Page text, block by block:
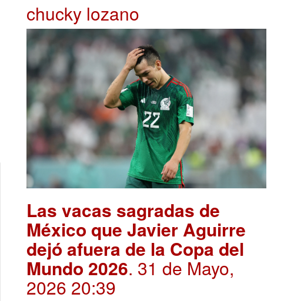
chucky lozano
Las vacas sagradas de
México que Javier Aguirre
dejó afuera de la Copa del
Mundo 2026. 31 de Mayo,
2026 20:39